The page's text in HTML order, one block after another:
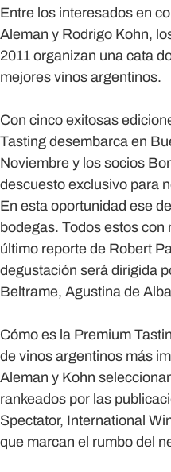
Entre los interesados en
Aleman y Rodrigo Kohn,
2011 organizan una cata
mejores vinos argentinos.
Con cinco exitosas
Tasting desembarca en
Noviembre y los socios
descuesto exclusivo para
En esta oportunidad ese
bodegas. Todos estos con
último reporte de Robert
degustación será dirigida
Beltrame, Agustina de
Cómo es la Premium
de vinos argentinos más
Aleman y Kohn
rankeados por las
Spectator, International
que marcan el rumbo del